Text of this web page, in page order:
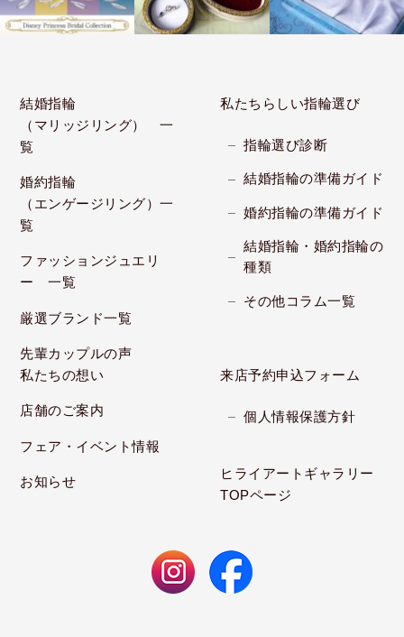
結婚指輪
（マリッジリング） 一
覧
婚約指輪
（エンゲージリング）一
覧
ファッションジュエリ
ー 一覧
厳選ブランド一覧
先輩カップルの声
私たちらしい指輪選び
指輪選び診断
結婚指輪の準備ガイド
婚約指輪の準備ガイド
結婚指輪・婚約指輪の
種類
その他コラム一覧
私たちの想い
店舗のご案内
フェア・イベント情報
お知らせ
来店予約申込フォーム
個人情報保護方針
ヒライアートギャラリー
TOPページ